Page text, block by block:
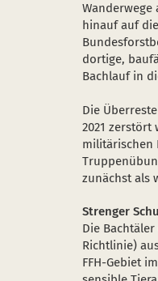
hinauf auf
dortige,
Bachlauf in
Die
2021
militärischen
zunächst als
Strenger
Die
Richtlinie)
FFH-Gebiet